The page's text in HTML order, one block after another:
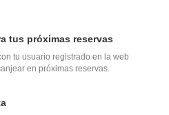
tus próximas reservas
tu usuario registrado en la web
en próximas reservas.